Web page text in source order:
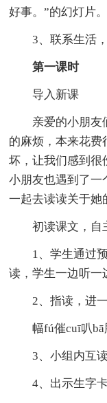
好事。”的幻灯片。
3、联系生活
第一课时
导入新课
亲爱的小朋友
的麻烦，本来花费
坏，让我们感到很
小朋友也遇到了一
一起去读读关于她
初读课文，自
1、学生通过
读，学生一边听一
2、指读，进
幅fú催cuī叭bā
3、小组内互
4、出示生字